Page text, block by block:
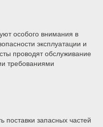
особого внимания в
эксплуатации и
проводят обслуживание
требованиями
запасных частей